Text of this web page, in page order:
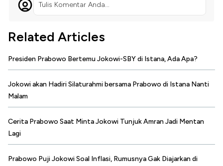
Tulis Komentar Anda...
Related Articles
Presiden Prabowo Bertemu Jokowi-SBY di Istana, Ada Apa?
Jokowi akan Hadiri Silaturahmi bersama Prabowo di Istana Nanti
Malam
Cerita Prabowo Saat Minta Jokowi Tunjuk Amran Jadi Mentan
Lagi
Prabowo Puji Jokowi Soal Inflasi, Rumusnya Gak Diajarkan di